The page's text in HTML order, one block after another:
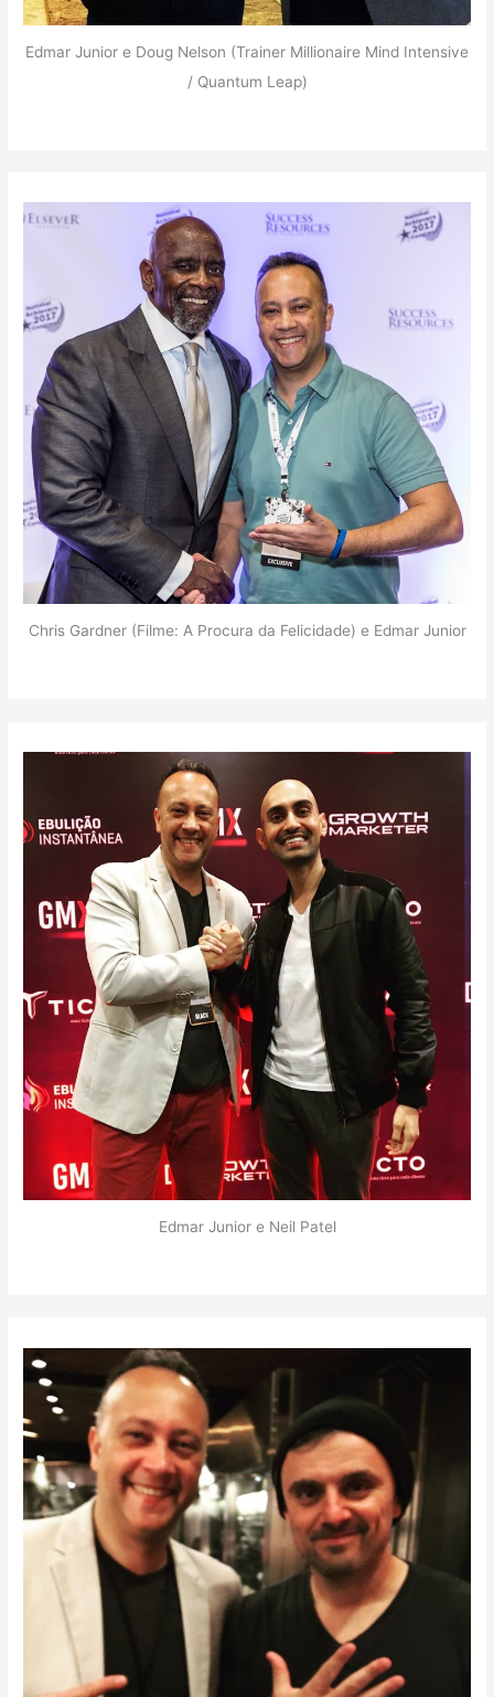
Edmar Junior e Doug Nelson (Trainer Millionaire Mind Intensive
/ Quantum Leap)
Chris Gardner (Filme: A Procura da Felicidade) e Edmar Junior
Edmar Junior e Neil Patel